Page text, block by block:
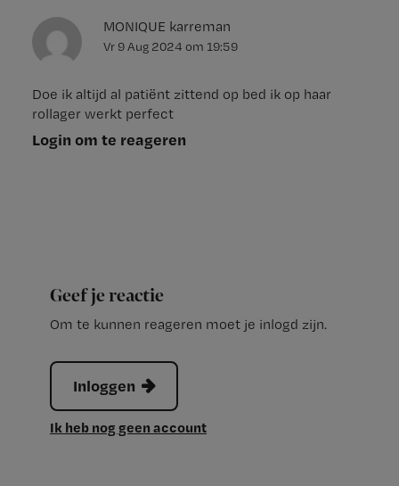
MONIQUE karreman
Vr 9 Aug 2024 om 19:59
Doe ik altijd al patiënt zittend op bed ik op haar
rollager werkt perfect
Login om te reageren
Geef je reactie
Om te kunnen reageren moet je inlogd zijn.
Inloggen
Ik heb nog geen account